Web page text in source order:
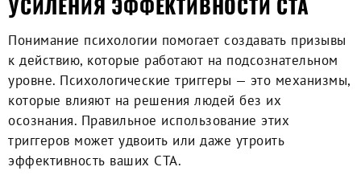
Понимание психологии помогает создавать призывы
к действию, которые работают на подсознательном
уровне. Психологические триггеры — это механизмы,
которые влияют на решения людей без их
осознания. Правильное использование этих
триггеров может удвоить или даже утроить
эффективность ваших CTA.